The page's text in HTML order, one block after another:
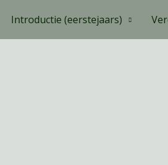
Introductie (eerstejaars)